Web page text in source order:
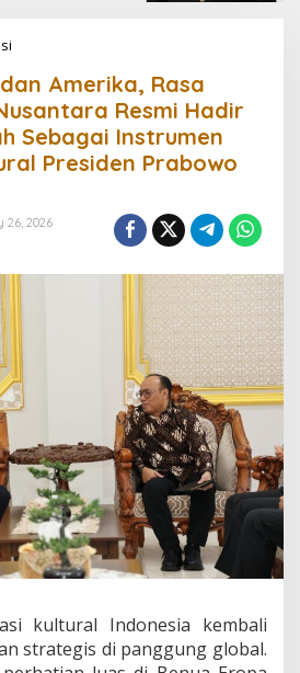
t
e
l
a
h
o
e
r
a
a
s
a
B
a
y
a
Amerika, Rasa
Resmi Hadir
Sebagai Instrumen
Presiden Prabowo
26, 2026
kultural Indonesia kembali
strategis di panggung global.